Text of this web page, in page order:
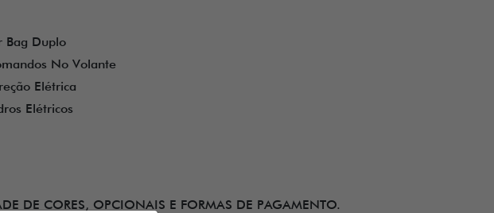
Bag Duplo
No Volante
Elétrica
Elétricos
DE CORES, OPCIONAIS E FORMAS DE PAGAMENTO.